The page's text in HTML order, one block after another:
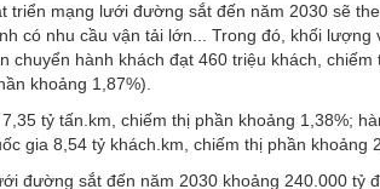
triển mạng lưới đường sắt đến năm 2030 sẽ
có nhu cầu vận tải lớn... Trong đó, khối
chuyển hành khách đạt 460 triệu khách,
khoảng 1,87%).
tỷ tấn.km, chiếm thị phần khoảng 1,38%;
gia 8,54 tỷ khách.km, chiếm thị phần khoảng
đường sắt đến năm 2030 khoảng 240.000 tỷ